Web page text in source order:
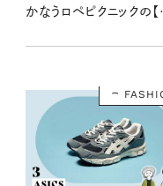
かなうロペピクニックの【